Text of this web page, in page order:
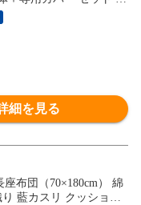
ージュ)【10I-NMOUN
細を見る
布団（70×180cm） 綿
藍カスリ クッション